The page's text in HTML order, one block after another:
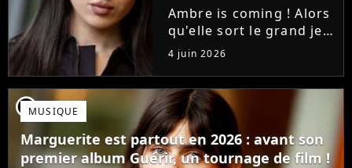
des radars, "c'est un
génie"
Ambre is coming ! Alors
qu'elle sort le grand jeu
cette semaine en
publiant son premier
single J'me demande, la
gagnante de la Star
Academy affiche
clairement ses
ambitions. Son rêve...
4 juin 2026
player2MUSIQUE
Marguerite est partout en 2026 : avant son
premier album Guérir, un tournage de film !